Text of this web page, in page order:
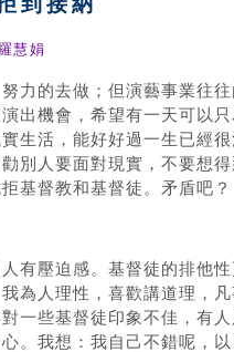
慧娟
力的去做；但演藝事業往
出機會，希望有一天可以
生活，能好好過一生已經很
別人要面對現實，不要想
基督教和基督徒。矛盾吧？
有壓迫感。基督徒的排他
為人理性，喜歡講道理，
一些基督徒印象不佳，有
。我想：我自己不錯呢，以